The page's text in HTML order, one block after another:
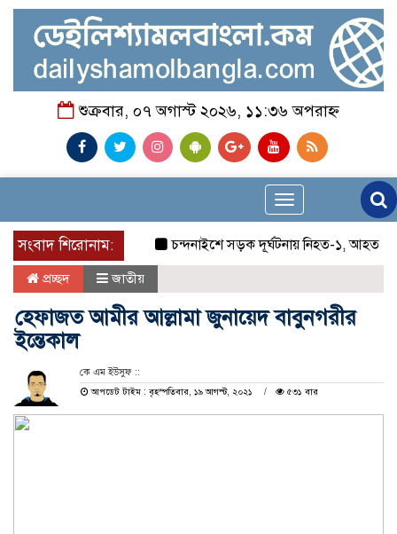
শুক্রবার, ০৭ অগাস্ট ২০২৬, ১১:৩৬ অপরাহ্ন
Toggle
navigation
সংবাদ শিরোনাম:
চন্দনাইশে সড়ক দূর্ঘটনায় নিহত-১, আহত-২
প্রচ্ছদ জাতীয়
হেফাজত আমীর আল্লামা জুনায়েদ বাবুনগরীর
ইন্তেকাল
কে এম ইউসুফ ::
আপডেট টাইম : বৃহস্পতিবার, ১৯ আগস্ট, ২০২১
৫৩১ বার